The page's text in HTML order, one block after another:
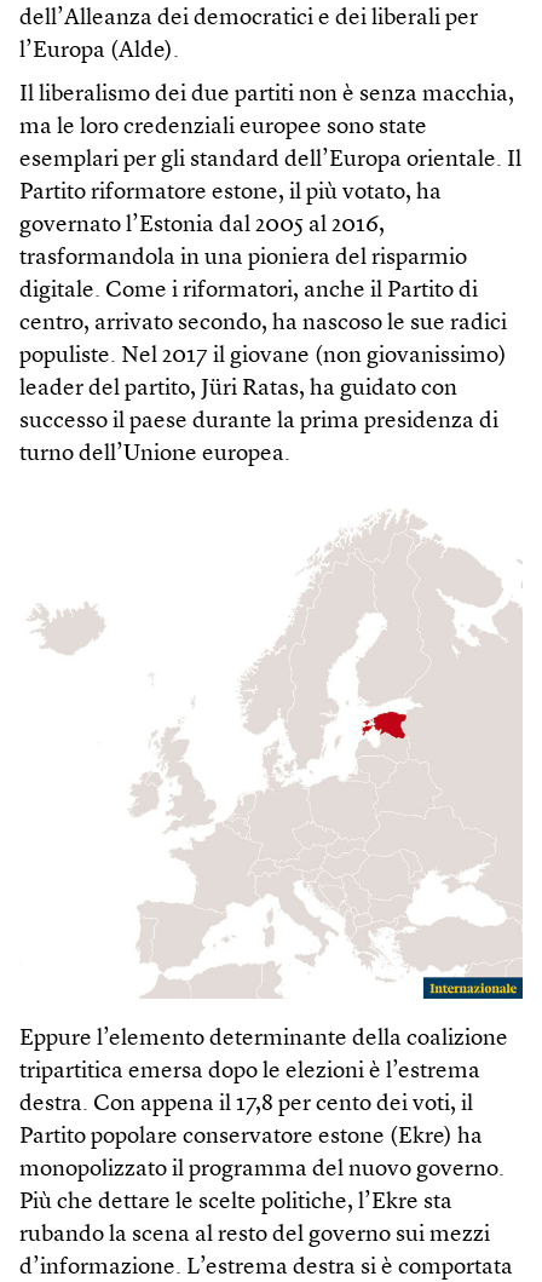
dell’Alleanza dei democratici e dei liberali per
l’Europa (Alde).
Il liberalismo dei due partiti non è senza macchia,
ma le loro credenziali europee sono state
esemplari per gli standard dell’Europa orientale. Il
Partito riformatore estone, il più votato, ha
governato l’Estonia dal 2005 al 2016,
trasformandola in una pioniera del risparmio
digitale. Come i riformatori, anche il Partito di
centro, arrivato secondo, ha nascoso le sue radici
populiste. Nel 2017 il giovane (non giovanissimo)
leader del partito, Jüri Ratas, ha guidato con
successo il paese durante la prima presidenza di
turno dell’Unione europea.
Eppure l’elemento determinante della coalizione
tripartitica emersa dopo le elezioni è l’estrema
destra. Con appena il 17,8 per cento dei voti, il
Partito popolare conservatore estone (Ekre) ha
monopolizzato il programma del nuovo governo.
Più che dettare le scelte politiche, l’Ekre sta
rubando la scena al resto del governo sui mezzi
d’informazione. L’estrema destra si è comportata